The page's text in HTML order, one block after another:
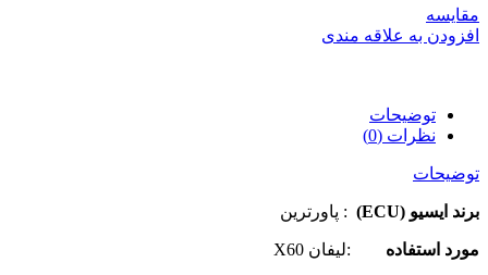
مقایسه
افزودن به علاقه مندی
توضیحات
نظرات (0)
توضیحات
برند ایسیو (ECU) : پاورترین
مورد استفاده :لیفان X60